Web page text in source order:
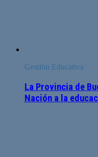
Gestión Educativa
La Provincia de
Nación a la